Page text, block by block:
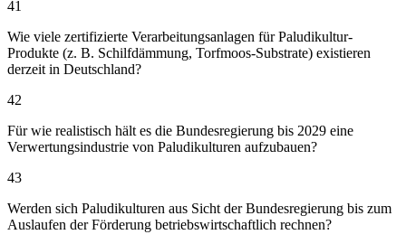
41
Wie viele zertifizierte Verarbeitungsanlagen für Paludikultur-
Produkte (z. B. Schilfdämmung, Torfmoos-Substrate) existieren
derzeit in Deutschland?
42
Für wie realistisch hält es die Bundesregierung bis 2029 eine
Verwertungsindustrie von Paludikulturen aufzubauen?
43
Werden sich Paludikulturen aus Sicht der Bundesregierung bis zum
Auslaufen der Förderung betriebswirtschaftlich rechnen?